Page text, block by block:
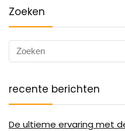
Zoeken
recente berichten
De ultieme ervaring met